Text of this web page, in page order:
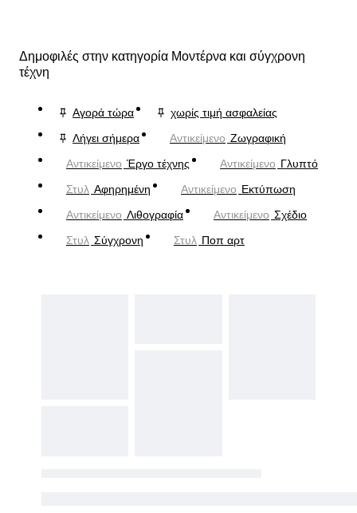
Δημοφιλές στην κατηγορία Μοντέρνα και σύγχρονη
τέχνη
Αγορά τώρα
χωρίς τιμή ασφαλείας
Λήγει σήμερα
Αντικείμενο Ζωγραφική
Αντικείμενο Έργο τέχνης Αντικείμενο Γλυπτό
Στυλ Αφηρημένη Αντικείμενο Εκτύπωση
Αντικείμενο Λιθογραφία Αντικείμενο Σχέδιο
Στυλ Σύγχρονη Στυλ Ποπ αρτ